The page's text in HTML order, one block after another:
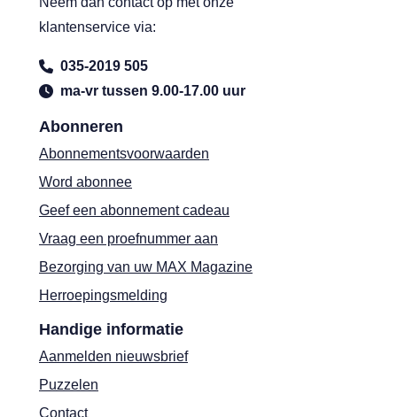
Abonneren
Abonnementsvoorwaarden
Word abonnee
Geef een abonnement cadeau
Vraag een proefnummer aan
Bezorging van uw MAX Magazine
Herroepingsmelding
Handige informatie
Aanmelden nieuwsbrief
Puzzelen
Contact
klantenservice via:
035-2019 505
ma-vr tussen 9.00-17.00 uur